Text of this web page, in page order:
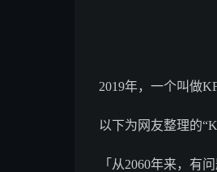
2019年，一个叫做
以下为网友整理的
「从2060年来，有